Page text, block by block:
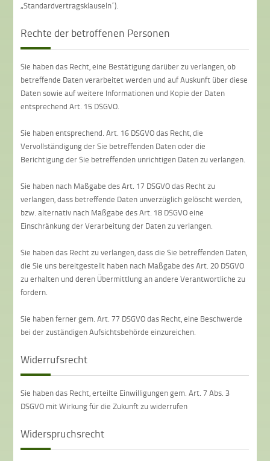
„Standardvertragsklauseln“).
Rechte der betroffenen Personen
Sie haben das Recht, eine Bestätigung darüber zu verlangen, ob
betreffende Daten verarbeitet werden und auf Auskunft über diese
Daten sowie auf weitere Informationen und Kopie der Daten
entsprechend Art. 15 DSGVO.
Sie haben entsprechend. Art. 16 DSGVO das Recht, die
Vervollständigung der Sie betreffenden Daten oder die
Berichtigung der Sie betreffenden unrichtigen Daten zu verlangen.
Sie haben nach Maßgabe des Art. 17 DSGVO das Recht zu
verlangen, dass betreffende Daten unverzüglich gelöscht werden,
bzw. alternativ nach Maßgabe des Art. 18 DSGVO eine
Einschränkung der Verarbeitung der Daten zu verlangen.
Sie haben das Recht zu verlangen, dass die Sie betreffenden Daten,
die Sie uns bereitgestellt haben nach Maßgabe des Art. 20 DSGVO
zu erhalten und deren Übermittlung an andere Verantwortliche zu
fordern.
Sie haben ferner gem. Art. 77 DSGVO das Recht, eine Beschwerde
bei der zuständigen Aufsichtsbehörde einzureichen.
Widerrufsrecht
Sie haben das Recht, erteilte Einwilligungen gem. Art. 7 Abs. 3
DSGVO mit Wirkung für die Zukunft zu widerrufen
Widerspruchsrecht